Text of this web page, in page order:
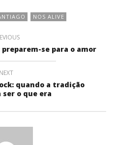
NOS ALIVE
preparem-se para o amor
NEXT
quando a tradição
o que era